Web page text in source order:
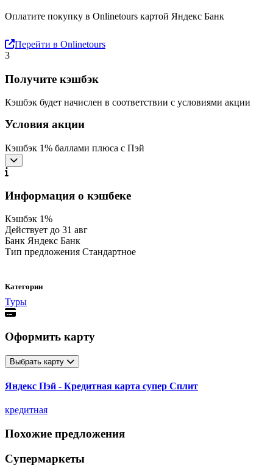
Оплатите покупку в Onlinetours картой Яндекс Банк
Перейти в Onlinetours
3
Получите кэшбэк
Кэшбэк будет начислен в соответствии с условиями акции
Условия акции
Кэшбэк 1% баллами плюса с Пэй
Информация о кэшбеке
Кэшбэк 1%
Действует до 31 авг
Банк Яндекс Банк
Тип предложения Стандартное
Категории
Туры
Оформить карту
Выбрать карту
Яндекс Пэй - Кредитная карта супер Сплит
кредитная
Похожие предложения
Супермаркеты